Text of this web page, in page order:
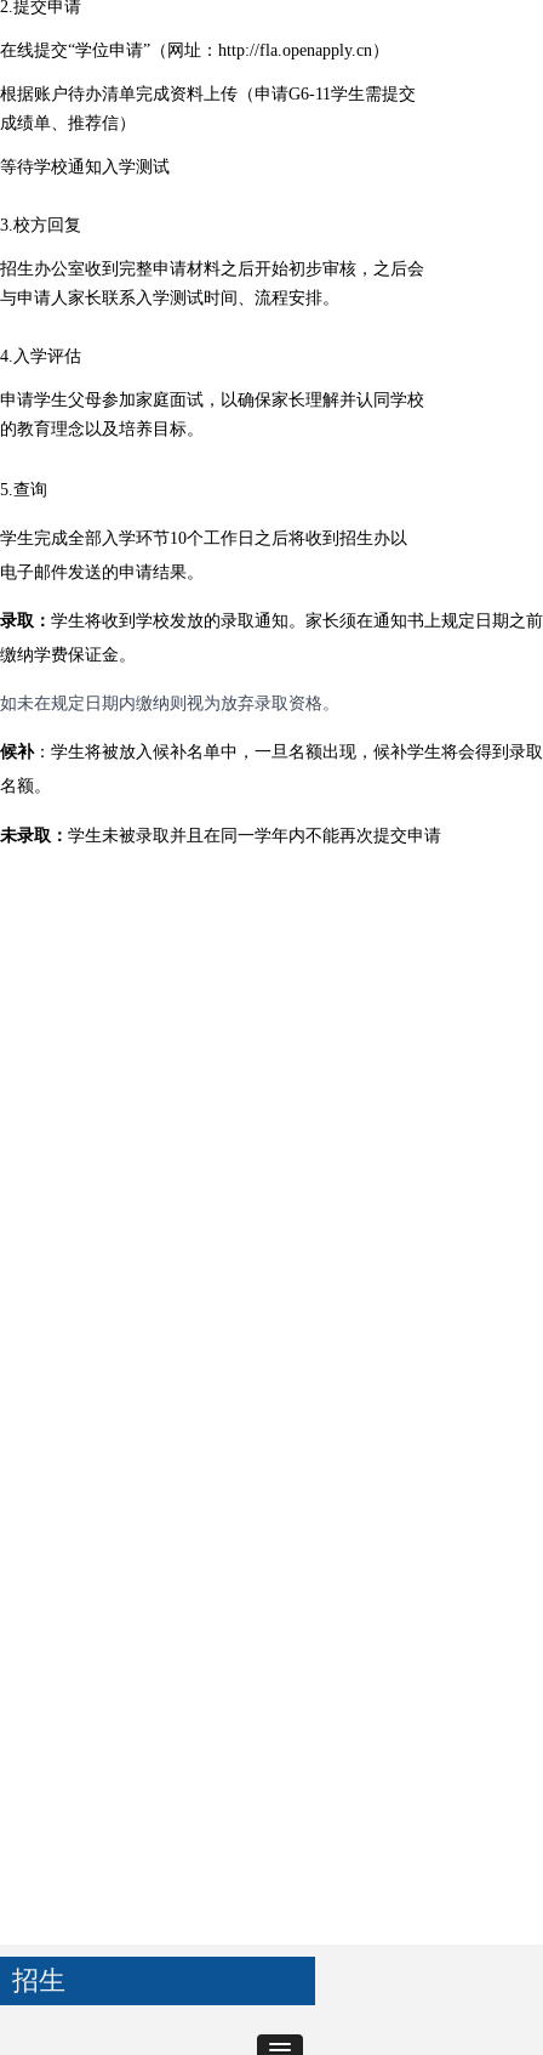
2.提交申请
在线提交“学位申请” （网址：http://fla.openapply.cn）
根据账户待办清单完成资料上传（申请G6-11学生需提交
成绩单、推荐信）
等待学校通知入学测试
3.校方回复
招生办公室收到完整申请材料之后开始初步审核，之后会
与申请人家长联系入学测试时间、流程安排。
4.入学评估
申请学生父母参加家庭面试，以确保家长理解并认同学校
的教育理念以及培养目标。
5.查询
学生完成全部入学环节10个工作日之后将收到招生办以
电子邮件发送的申请结果。
录取： 学生将收到学校发放的录取通知。家长须在通知书上规定日期之前
缴纳学费保证金。
如未在规定日期内缴纳则视为放弃录取资格。
候补：学生将被放入候补名单中，一旦名额出现，候补学生将会得到录取
名额。
未录取： 学生未被录取并且在同一学年内不能再次提交申请
招生